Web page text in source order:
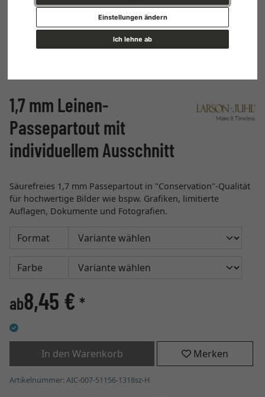
Ich lehne ab
Einstellungen ändern
1,7 mm Leinen-
Passepartout mit
individuellem Ausschnitt
Säurefreies 1,7 mm Passepartout in "Conservation"-Qualität
für hochwertige Bilder wie bspw. Grafiken, limitierte
Auflagen, Dokumente und Fotografien.
Format
Farbe
ab8,45 € *
In den Warenkorb Merken
Artikelnummer: AIC-007-51156-1318sz-H